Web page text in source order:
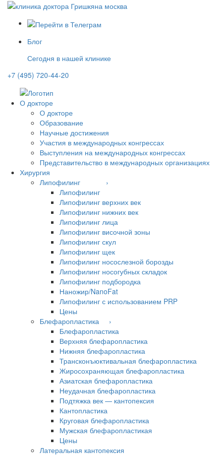
Блог
Сегодня в нашей клинике
+7 (495) 720-44-20
О докторе
О докторе
Образование
Научные достижения
Участия в международных конгрессах
Выступления на международных конгрессах
Представительство в международных организациях
Хирургия
Липофилинг ›
Липофилинг
Липофилинг верхних век
Липофилинг нижних век
Липофилинг лица
Липофилинг височной зоны
Липофилинг скул
Липофилинг щек
Липофилинг носослезной борозды
Липофилинг носогубных складок
Липофилинг подбородка
Наножир/NanoFat
Липофилинг с использованием PRP
Цены
Блефаропластика ›
Блефаропластика
Верхняя блефаропластика
Нижняя блефаропластика
Трансконъюктивальная блефаропластика
Жиросохраняющая блефаропластика
Азиатская блефаропластика
Неудачная блефаропластика
Подтяжка век — кантопексия
Кантопластика
Круговая блефаропластика
Мужская блефаропластикая
Цены
Латеральная кантопексия